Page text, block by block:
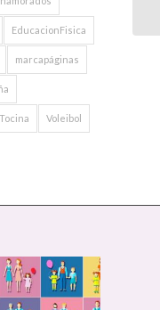
EducacionFisica
marcapáginas
Tocina Voleibol